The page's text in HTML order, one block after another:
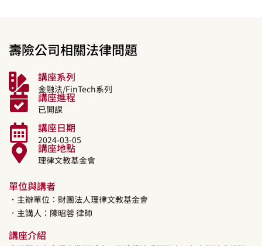
壽險公司相關法律問題
講座系列
金融法/FinTech系列
講座進程
已開課
講座日期
2024-03-05
講座地點
理律文教基金會
單位與講者
．主辦單位：財團法人理律文教基金會
．主講人： 陳昭蓉律師
講座介紹